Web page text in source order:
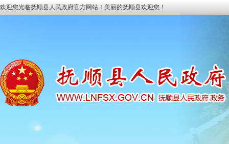
欢迎您光临抚顺县人民政府官方网站！美丽的抚顺县欢迎您！